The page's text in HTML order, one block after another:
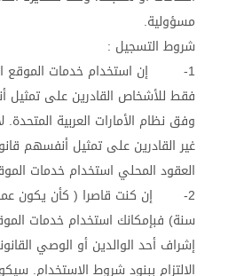
مسؤولية.
شروط التسجيل :
1- إن استخدام خدمات الموقع
فقط للأشخاص القادرين على تمثيل
وفق نظام الأمارات العربية
غير القادرين على تمثيل أنفسهم
العقود المحلي استخدام خدمات
سنة) فبإمكانك استخدام خدمات
إشراف أحد الوالدين أو الوصي
الالتزام ببنود شروط الاستخدام.